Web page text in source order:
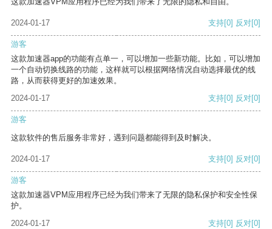
2024-01-17 支持[0] 反对[0]
游客
这款加速器app的功能有点单一，可以增加一些新功能。比如，可以增加
一个自动切换线路的功能，这样就可以根据网络情况自动选择最优的线
路，从而获得更好的加速效果。
2024-01-17
支持[0] 反对[0]
游客
这款软件的售后服务非常好，遇到问题都能得到及时解决。
2024-01-17 支持[0] 反对[0]
游客
这款加速器VPM应用程序已经为我们带来了无限的隐私保护和安全性保
护。
2024-01-17
支持[0] 反对[0]